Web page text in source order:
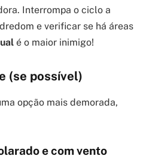
Interrompa o ciclo a
e verificar se há áreas
é o maior inimigo!
(se possível)
opção mais demorada,
e com vento